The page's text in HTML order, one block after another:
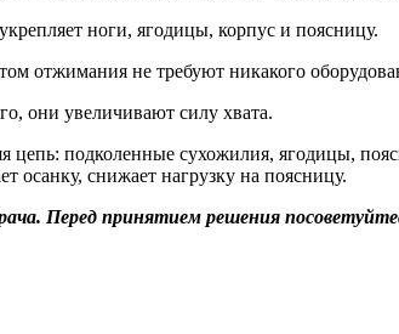
ноги, ягодицы, корпус и поясницу.
отжимания не требуют никакого
они увеличивают силу хвата.
цепь: подколенные сухожилия, ягодицы,
осанку, снижает нагрузку на поясницу.
Перед принятием решения